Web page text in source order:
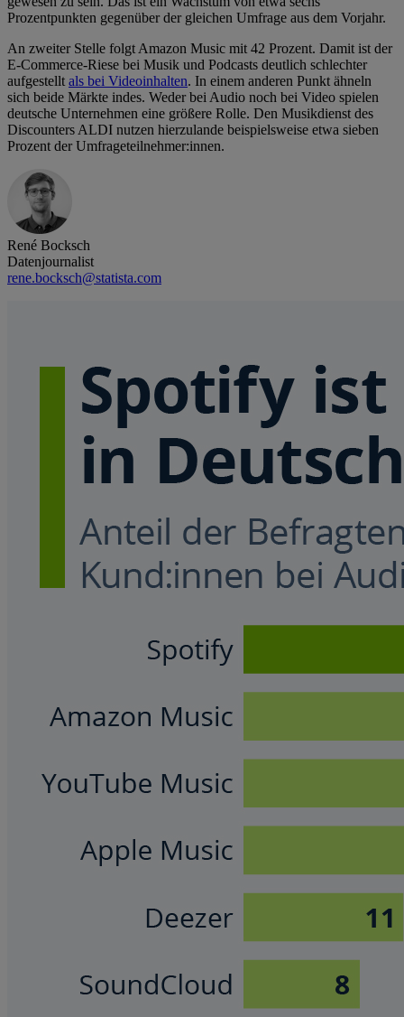
Prozentpunkten gegenüber der gleichen Umfrage aus dem Vorjahr.
An zweiter Stelle folgt Amazon Music mit 42 Prozent. Damit ist der
E-Commerce-Riese bei Musik und Podcasts deutlich schlechter
aufgestelltals bei Videoinhalten. In einem anderen Punkt ähneln
sich beide Märkte indes. Weder bei Audio noch bei Video spielen
deutsche Unternehmen eine größere Rolle. Den Musikdienst des
Discounters ALDI nutzen hierzulande beispielsweise etwa sieben
Prozent der Umfrageteilnehmer:innen.
René Bocksch
Datenjournalist
rene.bocksch@statista.com